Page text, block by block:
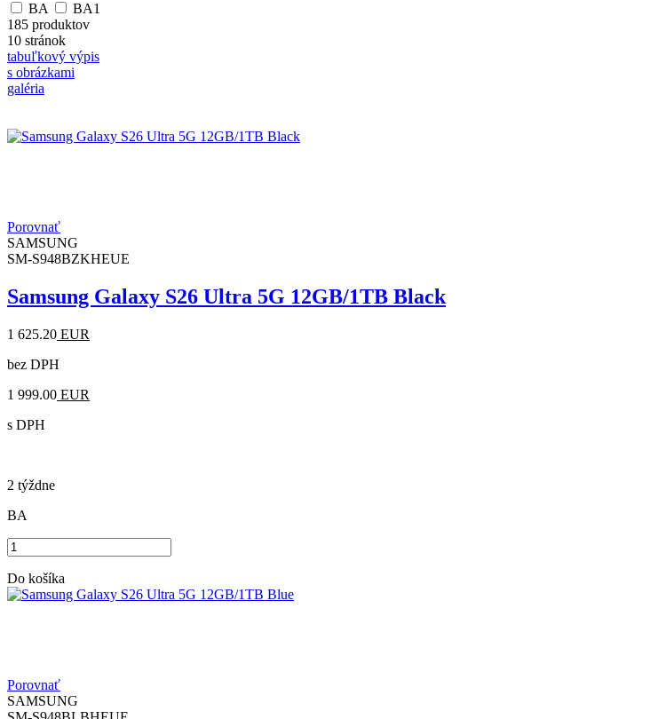
BA
BA1
185 produktov
10 stránok
tabuľkový výpis
s obrázkami
galéria
Porovnať
SAMSUNG
SM-S948BZKHEUE
Samsung Galaxy S26 Ultra 5G 12GB/1TB Black
1 625.20 EUR
bez DPH
1 999.00 EUR
s DPH
2 týždne
BA
Do košíka
Porovnať
SAMSUNG